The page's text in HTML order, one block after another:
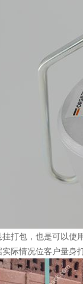
打包，也是可以使
际情况位客户量身